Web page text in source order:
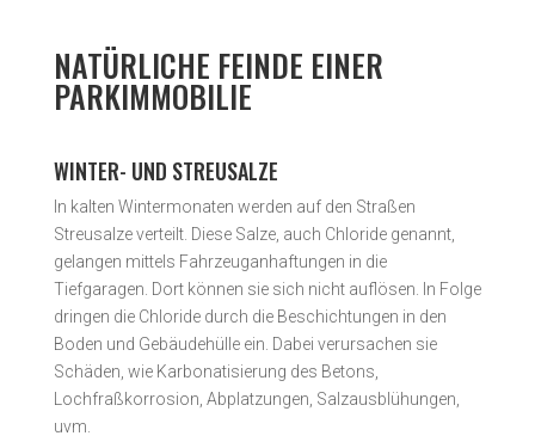
NATÜRLICHE FEINDE EINER
PARKIMMOBILIE
WINTER- UND STREUSALZE
In kalten Wintermonaten werden auf den Straßen
Streusalze verteilt. Diese Salze, auch Chloride genannt,
gelangen mittels Fahrzeuganhaftungen in die
Tiefgaragen. Dort können sie sich nicht auflösen. In Folge
dringen die Chloride durch die Beschichtungen in den
Boden und Gebäudehülle ein. Dabei verursachen sie
Schäden, wie Karbonatisierung des Betons,
Lochfraßkorrosion, Abplatzungen, Salzausblühungen,
uvm.